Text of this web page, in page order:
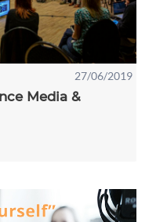
27/06/2019
Media &